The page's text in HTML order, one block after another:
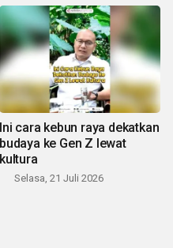
Ini cara kebun raya dekatkan
budaya ke Gen Z lewat
kultura
Selasa, 21 Juli 2026